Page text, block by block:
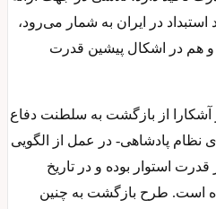
استبداد در ایران به شمار می‌رود،
هم در اشکال پیشین قدرت
آشکارا از بازگشت به سلطنت دفاع
نظام پادشاهی- در عمل از الگویی
استوار بوده و در تاریخ
است. طرح بازگشت به چنین